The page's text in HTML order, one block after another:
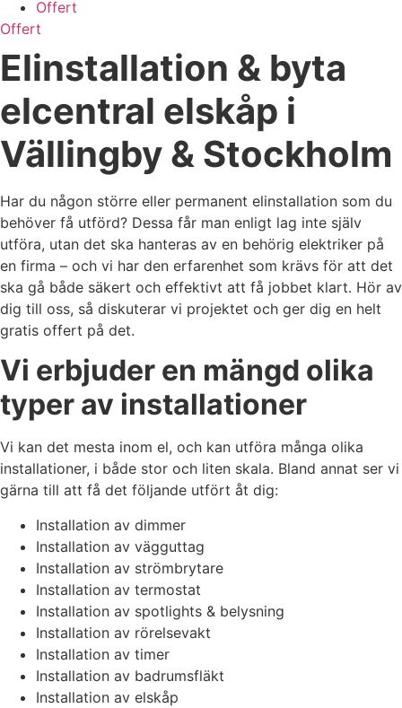
Offert
Offert
Elinstallation & byta
elcentral elskåp i
Vällingby & Stockholm
Har du någon större eller permanent elinstallation som du
behöver få utförd? Dessa får man enligt lag inte själv
utföra, utan det ska hanteras av en behörig elektriker på
en firma – och vi har den erfarenhet som krävs för att det
ska gå både säkert och effektivt att få jobbet klart. Hör av
dig till oss, så diskuterar vi projektet och ger dig en helt
gratis offert på det.
Vi erbjuder en mängd olika
typer av installationer
Vi kan det mesta inom el, och kan utföra många olika
installationer, i både stor och liten skala. Bland annat ser vi
gärna till att få det följande utfört åt dig:
Installation av dimmer
Installation av vägguttag
Installation av strömbrytare
Installation av termostat
Installation av spotlights & belysning
Installation av rörelsevakt
Installation av timer
Installation av badrumsfläkt
Installation av elskåp